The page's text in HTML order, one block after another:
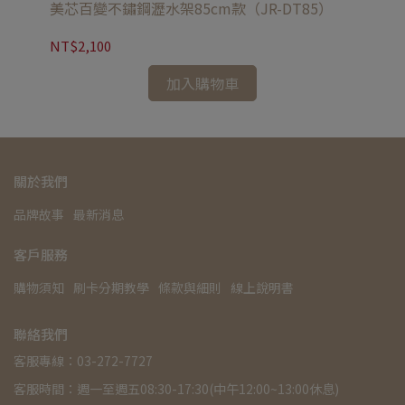
美芯百變不鏽鋼瀝水架85cm款（JR-DT85）
NT$2,100
加入購物車
關於我們
品牌故事 最新消息
客戶服務
購物須知 刷卡分期教學 條款與細則 線上說明書
聯絡我們
客服專線：03-272-7727
客服時間：週一至週五08:30-17:30(中午12:00~13:00休息)